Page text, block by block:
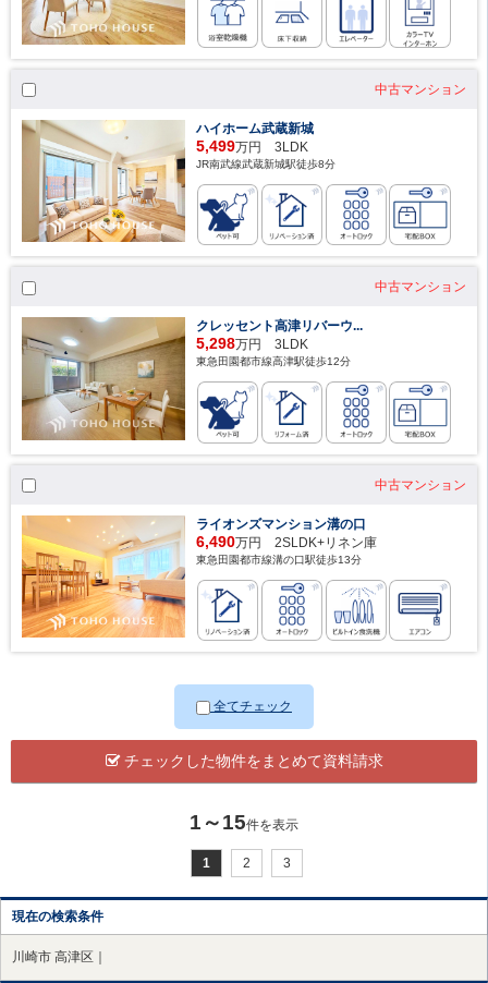
中古マンション
ハイホーム武蔵新城
5,499万円 3LDK
JR南武線武蔵新城駅徒歩8分
中古マンション
クレッセント高津リバーウ...
5,298万円 3LDK
東急田園都市線高津駅徒歩12分
中古マンション
ライオンズマンション溝の口
6,490万円 2SLDK+リネン庫
東急田園都市線溝の口駅徒歩13分
全てチェック
チェックした物件をまとめて資料請求
1～15件を表示
1 2 3
現在の検索条件
川崎市 高津区｜